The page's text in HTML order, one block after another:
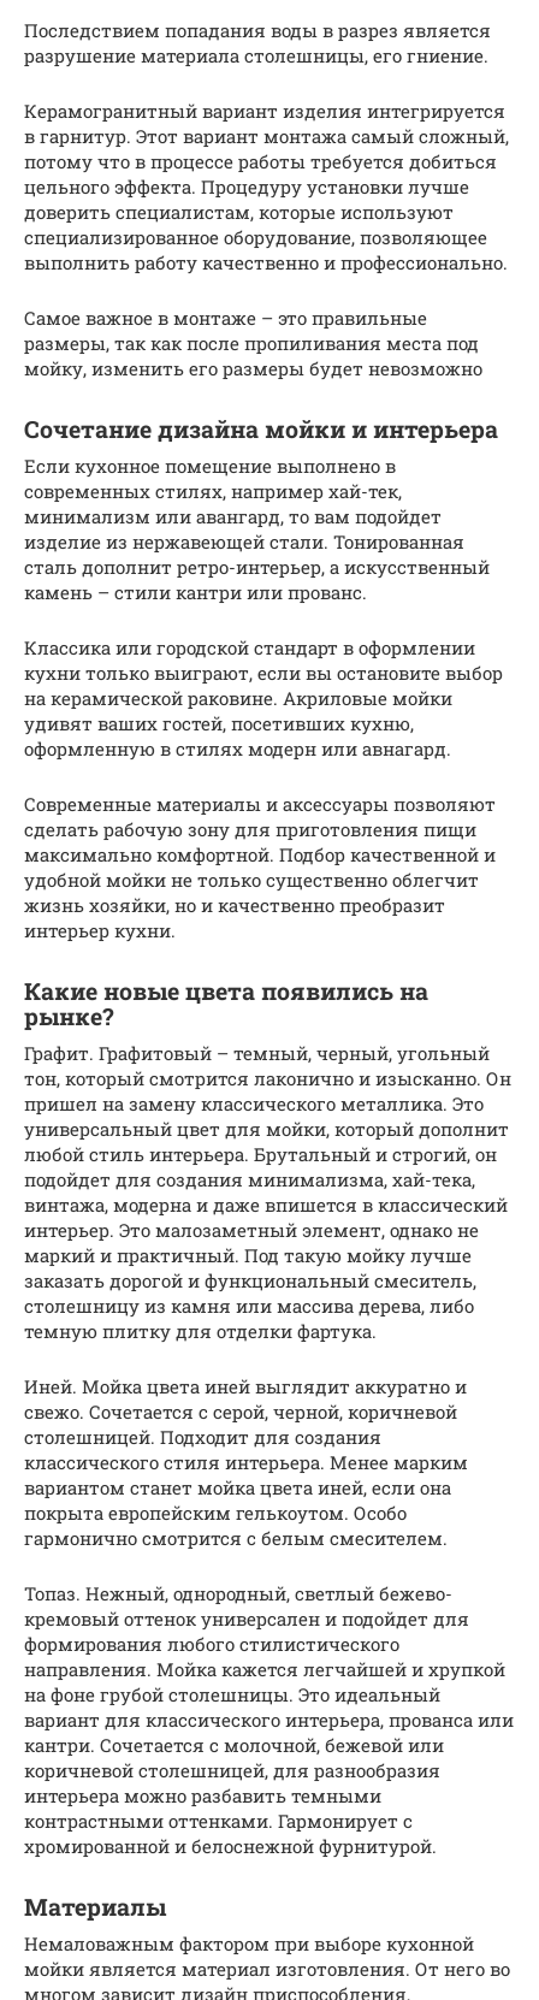
Последствием попадания воды в разрез является
разрушение материала столешницы, его гниение.
Керамогранитный вариант изделия интегрируется
в гарнитур. Этот вариант монтажа самый сложный,
потому что в процессе работы требуется добиться
цельного эффекта. Процедуру установки лучше
доверить специалистам, которые используют
специализированное оборудование, позволяющее
выполнить работу качественно и профессионально.
Самое важное в монтаже – это правильные
размеры, так как после пропиливания места под
мойку, изменить его размеры будет невозможно
Сочетание дизайна мойки и интерьера
Если кухонное помещение выполнено в
современных стилях, например хай-тек,
минимализм или авангард, то вам подойдет
изделие из нержавеющей стали. Тонированная
сталь дополнит ретро-интерьер, а искусственный
камень – стили кантри или прованс.
Классика или городской стандарт в оформлении
кухни только выиграют, если вы остановите выбор
на керамической раковине. Акриловые мойки
удивят ваших гостей, посетивших кухню,
оформленную в стилях модерн или авнагард.
Современные материалы и аксессуары позволяют
сделать рабочую зону для приготовления пищи
максимально комфортной. Подбор качественной и
удобной мойки не только существенно облегчит
жизнь хозяйки, но и качественно преобразит
интерьер кухни.
Какие новые цвета появились на
рынке?
Графит. Графитовый – темный, черный, угольный
тон, который смотрится лаконично и изысканно. Он
пришел на замену классического металлика. Это
универсальный цвет для мойки, который дополнит
любой стиль интерьера. Брутальный и строгий, он
подойдет для создания минимализма, хай-тека,
винтажа, модерна и даже впишется в классический
интерьер. Это малозаметный элемент, однако не
маркий и практичный. Под такую мойку лучше
заказать дорогой и функциональный смеситель,
столешницу из камня или массива дерева, либо
темную плитку для отделки фартука.
Иней. Мойка цвета иней выглядит аккуратно и
свежо. Сочетается с серой, черной, коричневой
столешницей. Подходит для создания
классического стиля интерьера. Менее марким
вариантом станет мойка цвета иней, если она
покрыта европейским гелькоутом. Особо
гармонично смотрится с белым смесителем.
Топаз. Нежный, однородный, светлый бежево-
кремовый оттенок универсален и подойдет для
формирования любого стилистического
направления. Мойка кажется легчайшей и хрупкой
на фоне грубой столешницы. Это идеальный
вариант для классического интерьера, прованса или
кантри. Сочетается с молочной, бежевой или
коричневой столешницей, для разнообразия
интерьера можно разбавить темными
контрастными оттенками. Гармонирует с
хромированной и белоснежной фурнитурой.
Материалы
Немаловажным фактором при выборе кухонной
мойки является материал изготовления. От него во
многом зависит дизайн приспособления,